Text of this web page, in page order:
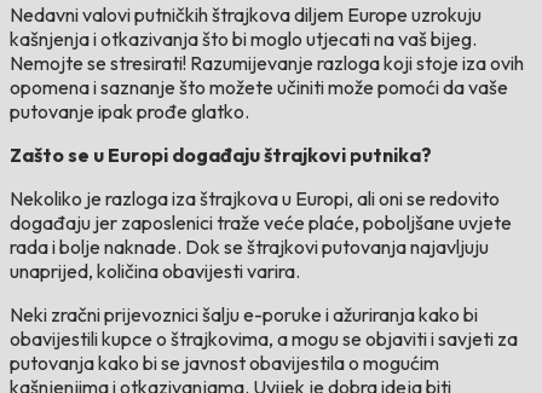
Nedavni valovi putničkih štrajkova diljem Europe uzrokuju
kašnjenja i otkazivanja što bi moglo utjecati na vaš bijeg.
Nemojte se stresirati! Razumijevanje razloga koji stoje iza ovih
opomena i saznanje što možete učiniti može pomoći da vaše
putovanje ipak prođe glatko.
Zašto se u Europi događaju štrajkovi putnika?
Nekoliko je razloga iza štrajkova u Europi, ali oni se redovito
događaju jer zaposlenici traže veće plaće, poboljšane uvjete
rada i bolje naknade. Dok se štrajkovi putovanja najavljuju
unaprijed, količina obavijesti varira.
Neki zračni prijevoznici šalju e-poruke i ažuriranja kako bi
obavijestili kupce o štrajkovima, a mogu se objaviti i savjeti za
putovanja kako bi se javnost obavijestila o mogućim
kašnjenjima i otkazivanjama. Uvijek je dobra ideja biti